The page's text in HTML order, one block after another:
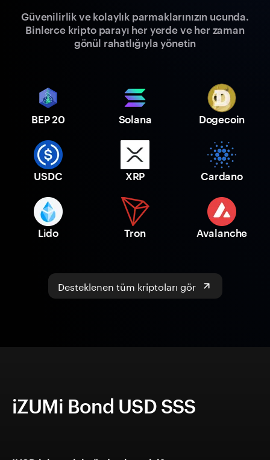
Güvenilirlik ve kolaylık parmaklarınızın ucunda.
Binlerce kripto parayı her yerde ve her zaman
gönül rahatlığıyla yönetin
BEP 20 Solana Dogecoin
USDC XRP Cardano
Lido Tron Avalanche
Desteklenen tüm kriptoları gör
iZUMi Bond USD SSS